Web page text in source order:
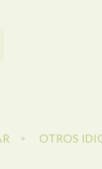
OTROS